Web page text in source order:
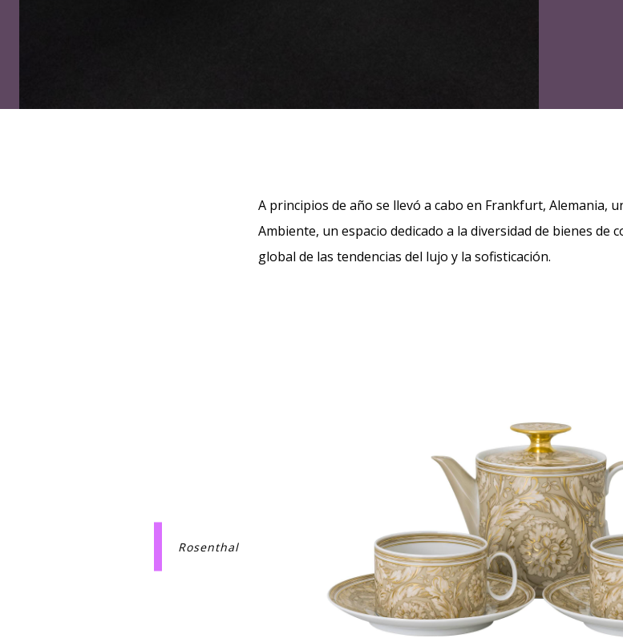
A principios de año se llevó a cabo en Frankfurt, Alemania,
Ambiente, un espacio dedicado a la diversidad de bienes de
global de las tendencias del lujo y la sofisticación.
Rosenthal